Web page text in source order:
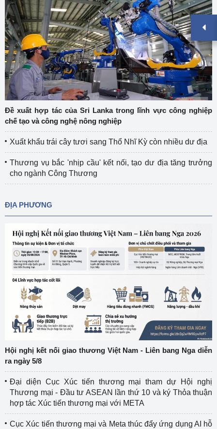
Đề xuất hợp tác của Sri Lanka trong lĩnh vực công nghiệp
chế tạo và công nghệ nông nghiệp
Xuất khẩu trái cây tươi sang Thổ Nhĩ Kỳ còn nhiều dư địa
Thương vụ bắc 'nhịp cầu' kết nối, tạo dư địa tăng trưởng
cho ngành Công Thương
ĐỊA PHƯƠNG
Hội nghị kết nối giao thương Việt Nam - Liên bang Nga diễn
ra ngày 5/8
Đại diện Cục Xúc tiến thương mại tham dự Hội nghị
Thương mại - Đầu tư ASEAN lần thứ 10 và ký Thỏa thuận
hợp tác Xúc tiến thương mại với META
Cục Xúc tiến thương mại và Meta thúc đẩy ứng dụng AI hỗ